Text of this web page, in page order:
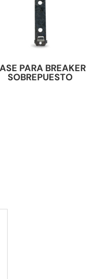
PARA BREAKER
SOBREPUESTO